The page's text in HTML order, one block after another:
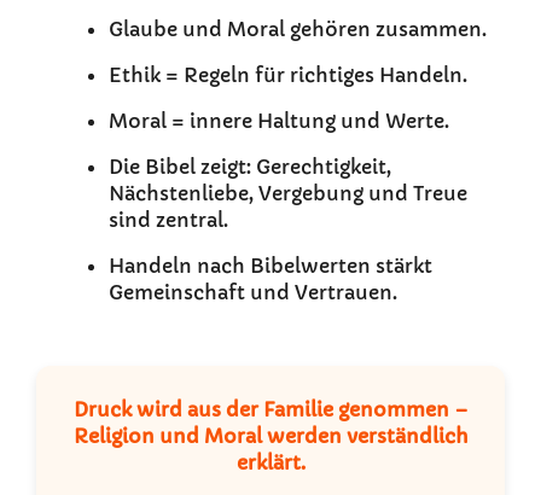
Glaube und Moral gehören zusammen.
Ethik = Regeln für richtiges Handeln.
Moral = innere Haltung und Werte.
Die Bibel zeigt: Gerechtigkeit,
Nächstenliebe, Vergebung und Treue
sind zentral.
Handeln nach Bibelwerten stärkt
Gemeinschaft und Vertrauen.
Druck wird aus der Familie genommen –
Religion und Moral werden verständlich
erklärt.